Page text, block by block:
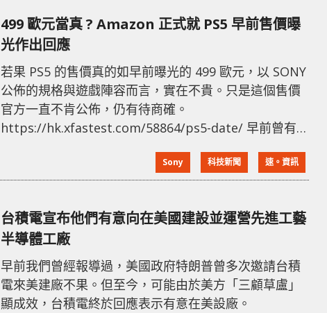
499 歐元當真 ? Amazon 正式就 PS5 早前售價曝
光作出回應
若果 PS5 的售價真的如早前曝光的 499 歐元，以 SONY
公佈的規格與遊戲陣容而言，實在不貴。只是這個售價
官方一直不肯公佈，仍有待商確。
https://hk.xfastest.com/58864/ps5-date/ 早前曾有消
格為 399 歐元，並將預計在 11 月 20 日正式發售。而消
息當中的截圖顯示的網站頁面為法國 Amazon。不過剛
店頁面顯示
Sony 科技新聞 速。資訊
台積電宣布他們有意向在美國建設並運營先進工藝
半導體工廠
早前我們曾經報導過，美國政府特朗普曾多次邀請台積
電來美建廠不果。但至今，可能由於美方「三顧草盧」
顯成效，台積電終於回應表示有意在美設廠。